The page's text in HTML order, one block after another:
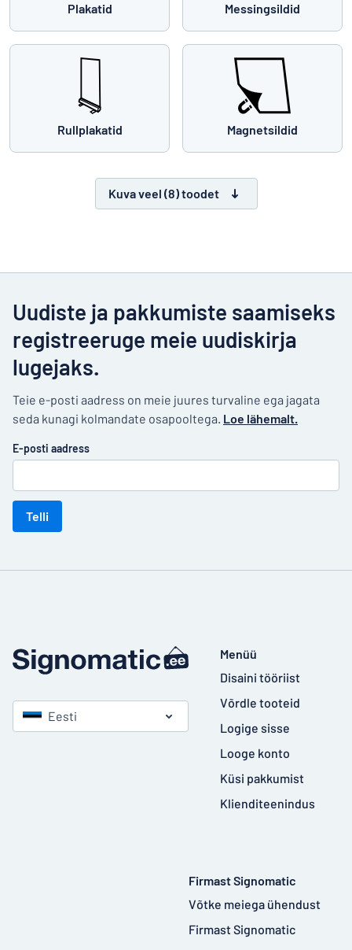
Plakatid Messingsildid
Rullplakatid Magnetsildid
Kuva veel (8) toodet
Uudiste ja pakkumiste saamiseks
registreeruge meie uudiskirja
lugejaks.
Teie e-posti aadress on meie juures turvaline ega jagata
seda kunagi kolmandate osapooltega. Loe lähemalt.
E-posti aadress
Telli
Eesti
Menüü
Disaini tööriist
Võrdle tooteid
Logige sisse
Looge konto
Küsi pakkumist
Klienditeenindus
Firmast Signomatic
Võtke meiega ühendust
Firmast Signomatic